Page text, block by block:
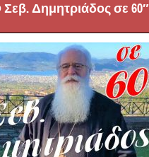
Δημητριάδος σε 60″